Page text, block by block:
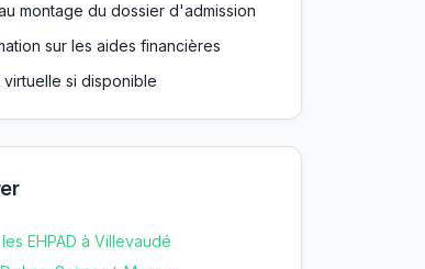
montage du dossier d'admission
sur les aides financières
virtuelle si disponible
EHPAD à Villevaudé